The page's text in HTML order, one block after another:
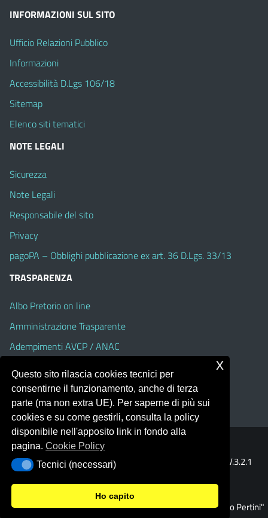
INFORMAZIONI SUL SITO
Ufficio Relazioni Pubblico
Informazioni
Accessibilità D.Lgs 106/18
Sitemap
Elenco siti tematici
NOTE LEGALI
Sicurezza
Note Legali
Responsabile del sito
Privacy
pagoPA – Obblighi pubblicazione ex art. 36 D.Lgs. 33/13
TRASPARENZA
Albo Pretorio on line
Amministrazione Trasparente
Adempimenti AVCP / ANAC
Accesso Civico
Dichiarazione di accessibilità
Portale realizzato con la piattaforma
Template Italia configurato sul tema accessibile
V.3.2.1
(Alioth)
© 2026 Istituto Omnicomprensivo "Sandro Pertini"
Questo sito rilascia cookies tecnici per
consentirne il funzionamento, anche di terza
parte (ma non extra UE). Per saperne di più sui
cookies e su come gestirli, consulta la policy
disponibile nell'apposito link in fondo alla
pagina.Cookie Policy
Tecnici (necessari)
Tecnici (necessari)
Ho capito
x